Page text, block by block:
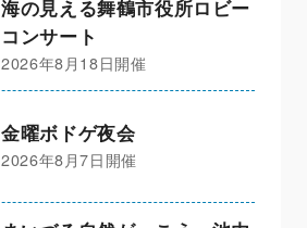
海の見える舞鶴市役所ロビー
コンサート
2026年8月18日開催
金曜ボドゲ夜会
2026年8月7日開催